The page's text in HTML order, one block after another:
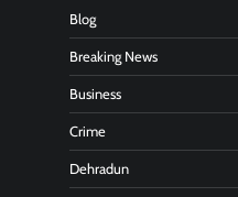
Blog
Breaking News
Business
Crime
Dehradun